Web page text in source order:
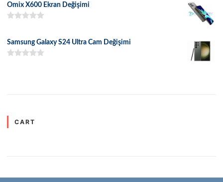
Omix X600 Ekran Değişimi
Samsung Galaxy S24 Ultra Cam Değişimi
CART